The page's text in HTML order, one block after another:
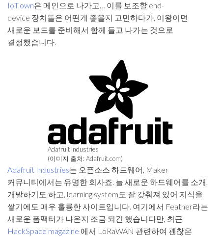
IoT.own은 메인으로 나가고… 이를 보조할 end-
device 장치들은 어떤게 좋을지 고민하다가, 이왕이면
새로운 보드를 준비해서 함께 들고 나가는 것으로
결정했습니다.
Adafruit Industries
(이미지 출처: Adafruit.com)
Adafruit Industries는 오픈소스 하드웨어, Maker
커뮤니티에서는 유명한 회사죠. 늘 새로운 하드웨어를 소개,
개발하기도 하고, learning system도 잘 갖춰져 있어 지식을
쌓기에도 매우 훌륭한 사이트입니다. 여기에서 Feather라는
새로운 폼팩터가 나온지 조금 되긴 했습니다만, 최근
HackSpace magazine 에서 LoRaWAN 관련하여 괜찮은